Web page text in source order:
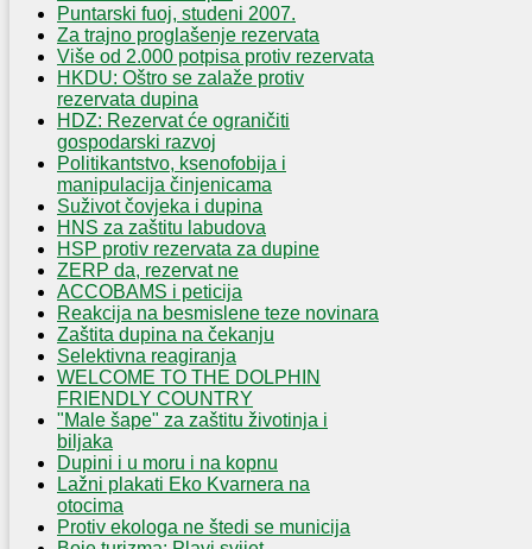
Puntarski fuoj, studeni 2007.
Za trajno proglašenje rezervata
Više od 2.000 potpisa protiv rezervata
HKDU: Oštro se zalaže protiv
rezervata dupina
HDZ: Rezervat će ograničiti
gospodarski razvoj
Politikantstvo, ksenofobija i
manipulacija činjenicama
Suživot čovjeka i dupina
HNS za zaštitu labudova
HSP protiv rezervata za dupine
ZERP da, rezervat ne
ACCOBAMS i peticija
Reakcija na besmislene teze novinara
Zaštita dupina na čekanju
Selektivna reagiranja
WELCOME TO THE DOLPHIN
FRIENDLY COUNTRY
"Male šape" za zaštitu životinja i
biljaka
Dupini i u moru i na kopnu
Lažni plakati Eko Kvarnera na
otocima
Protiv ekologa ne štedi se municija